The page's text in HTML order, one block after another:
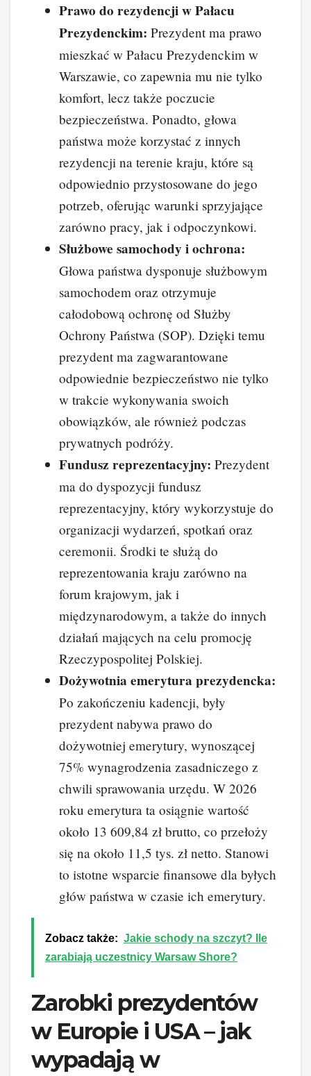
Prawo do rezydencji w Pałacu
Prezydenckim: Prezydent ma prawo
mieszkać w Pałacu Prezydenckim w
Warszawie, co zapewnia mu nie tylko
komfort, lecz także poczucie
bezpieczeństwa. Ponadto, głowa
państwa może korzystać z innych
rezydencji na terenie kraju, które są
odpowiednio przystosowane do jego
potrzeb, oferując warunki sprzyjające
zarówno pracy, jak i odpoczynkowi.
Służbowe samochody i ochrona:
Głowa państwa dysponuje służbowym
samochodem oraz otrzymuje
całodobową ochronę od Służby
Ochrony Państwa (SOP). Dzięki temu
prezydent ma zagwarantowane
odpowiednie bezpieczeństwo nie tylko
w trakcie wykonywania swoich
obowiązków, ale również podczas
prywatnych podróży.
Fundusz reprezentacyjny: Prezydent
ma do dyspozycji fundusz
reprezentacyjny, który wykorzystuje do
organizacji wydarzeń, spotkań oraz
ceremonii. Środki te służą do
reprezentowania kraju zarówno na
forum krajowym, jak i
międzynarodowym, a także do innych
działań mających na celu promocję
Rzeczypospolitej Polskiej.
Dożywotnia emerytura prezydencka:
Po zakończeniu kadencji, były
prezydent nabywa prawo do
dożywotniej emerytury, wynoszącej
75% wynagrodzenia zasadniczego z
chwili sprawowania urzędu. W 2026
roku emerytura ta osiągnie wartość
około 13 609,84 zł brutto, co przełoży
się na około 11,5 tys. zł netto. Stanowi
to istotne wsparcie finansowe dla byłych
głów państwa w czasie ich emerytury.
Zobacz także: Jakie schody na szczyt? Ile
zarabiają uczestnicy Warsaw Shore?
Zarobki prezydentów
w Europie i USA – jak
wypadają w